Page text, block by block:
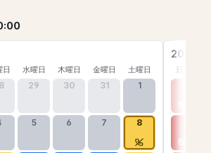
日 水曜日 木曜日 金曜日 土曜日
29 30 31 1
5 6 7 8
2026年
日曜日